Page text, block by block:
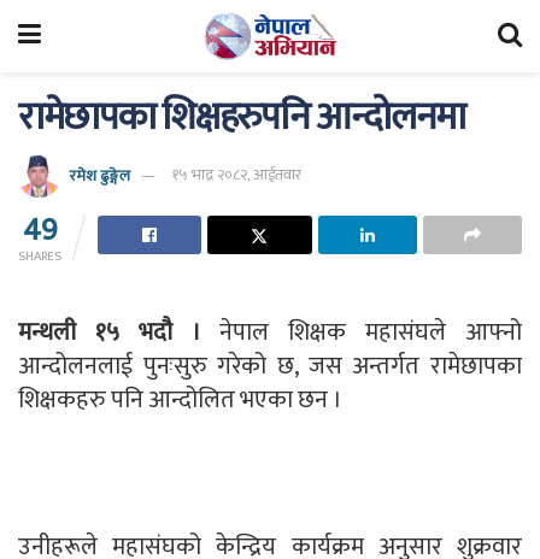
रामेछापका शिक्षहरुपनि आन्दोलनमा
रमेश ढुङ्गेल १५ भाद्र २०८२, आईतवार
49
SHARES
मन्थली १५ भदौ ।नेपाल शिक्षक महासंघले आफ्नो
आन्दोलनलाई पुनःसुरु गरेको छ, जस अन्तर्गत रामेछापका
शिक्षकहरु पनि आन्दोलित भएका छन ।
उनीहरूले महासंघको केन्द्रिय कार्यक्रम अनुसार शुक्रवार